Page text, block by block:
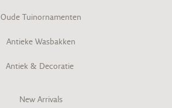
Oude Tuinornamenten
Antieke Wasbakken
Antiek & Decoratie
New Arrivals